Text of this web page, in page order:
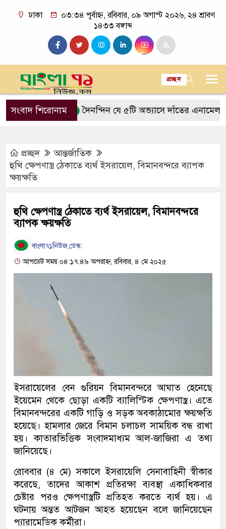
ঢাকা
০৩:৩৪ পূর্বাহ্ন, রবিবার, ০৯ অগাস্ট ২০২৬, ২৪ শ্রাবণ
১৪৩৩ বঙ্গাব্দ
প্রচ্ছদ
সংবাদ শিরোনাম
আসে দৈনন্দিন যে ৫টি অভ্যাসে দাঁতের এনামেল ক্ষয় হয়
প্রচ্ছদ
আন্তর্জাতিক
হুথি ক্ষেপণাস্ত্র ঠেকাতে ব্যর্থ ইসরায়েল, বিমানবন্দরে ব্যাপক
ক্ষয়ক্ষতি
হুথি ক্ষেপণাস্ত্র ঠেকাতে ব্যর্থ ইসরায়েল, বিমানবন্দরে
ব্যাপক ক্ষয়ক্ষতি
বাংলা৭১নিউজ,ডেস্ক:
আপডেট সময় ০৪:১৭:৪৬ অপরাহ্ন, রবিবার, ৪ মে ২০২৫
ইসরায়েলের বেন গুরিয়ন বিমানবন্দরে আঘাত হেনেছে
ইয়েমেন থেকে ছোড়া একটি ব্যালিস্টিক ক্ষেপণাস্ত্র। এতে
বিমানবন্দরের একটি গাড়ি ও সড়ক অবকাঠামোর ক্ষয়ক্ষতি
হয়েছে। হামলার জেরে বিমান চলাচল সাময়িক বন্ধ রাখা
হয়। কাতারভিত্তিক সংবাদমাধ্যম আল-জাজিরা এ তথ্য
জানিয়েছে।
রোববার (৪ মে) সকালে ইসরায়েলি সেনাবাহিনী স্বীকার
করেছে, তাদের আকাশ প্রতিরক্ষা ব্যবস্থা একাধিকবার
চেষ্টার পরও ক্ষেপণাস্ত্রটি প্রতিহত করতে ব্যর্থ হয়। এ
ঘটনায় অন্তত আটজন আহত হয়েছেন বলে জানিয়েছেন
প্যারামেডিক কর্মীরা।